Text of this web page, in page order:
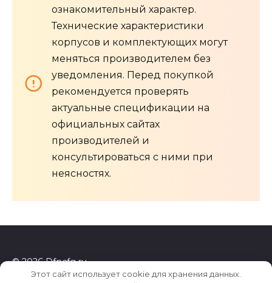
ознакомительный характер.
Технические характеристики
корпусов и комплектующих могут
меняться производителем без
уведомления. Перед покупкой
рекомендуется проверять
актуальные спецификации на
официальных сайтах
производителей и
консультироваться с ними при
неясностях.
© 2026 Dfncfg.ru
Этот сайт использует cookie для хранения данных.